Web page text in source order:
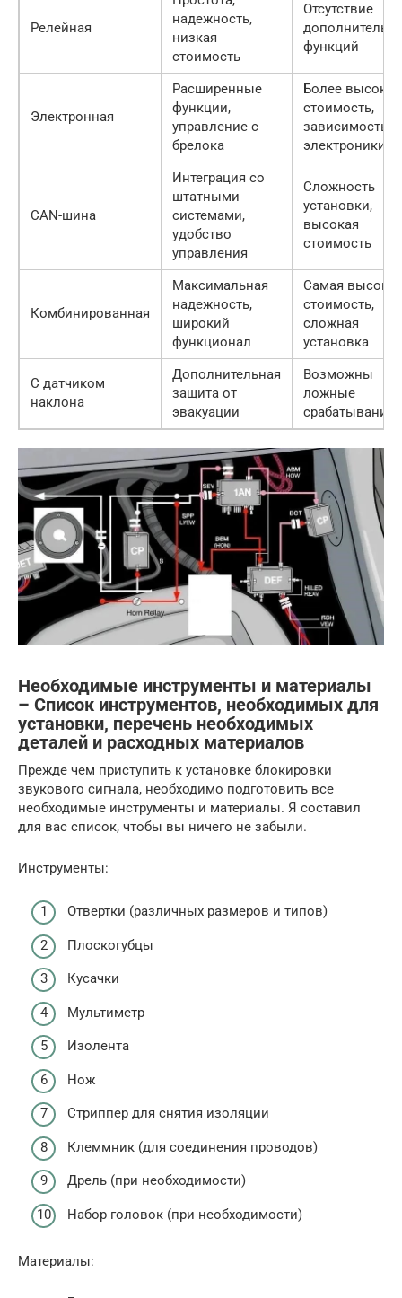
Релейная
надежность,
низкая
стоимость
Отсутствие
функций
Электронная
Расширенные
функции,
управление с
брелока
Более высокая
стоимость,
зависимость
электроники
CAN-шина
Интеграция со
штатными
системами,
удобство
управления
Сложность
установки,
высокая
стоимость
Комбинированная
Максимальная
надежность,
широкий
функционал
Самая высокая
стоимость,
сложная
установка
С датчиком
наклона
Дополнительная
защита от
эвакуации
Возможны
ложные
срабатывания
Необходимые инструменты и материалы
– Список инструментов, необходимых для
установки, перечень необходимых
деталей и расходных материалов
Прежде чем приступить к установке блокировки
звукового сигнала, необходимо подготовить все
необходимые инструменты и материалы. Я составил
для вас список, чтобы вы ничего не забыли.
Инструменты:
Отвертки (различных размеров и типов)
Плоскогубцы
Кусачки
Мультиметр
Изолента
Нож
Стриппер для снятия изоляции
Клеммник (для соединения проводов)
Дрель (при необходимости)
Набор головок (при необходимости)
Материалы: